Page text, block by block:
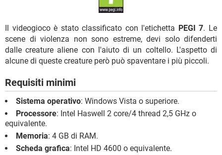
Il videogioco è stato classificato con l'etichetta PEGI 7. Le
scene di violenza non sono estreme, devi solo difenderti
dalle creature aliene con l'aiuto di un coltello. L'aspetto di
alcune di queste creature però può spaventare i più piccoli.
Requisiti minimi
Sistema operativo: Windows Vista o superiore.
Processore: Intel Haswell 2 core/4 thread 2,5 GHz o
equivalente.
Memoria: 4 GB di RAM.
Scheda grafica: Intel HD 4600 o equivalente.